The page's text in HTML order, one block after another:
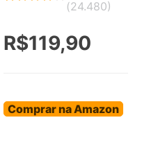
(24.480)
R$119,90
Comprar na Amazon